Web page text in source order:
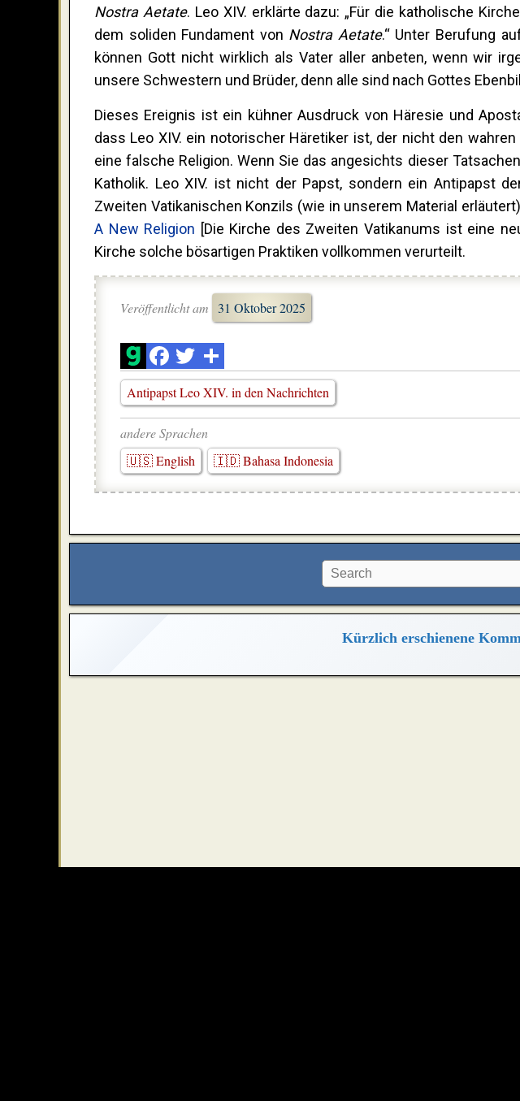
Nostra Aetate. Leo XIV. erklärte dazu: „Für die katholische
dem soliden Fundament von Nostra Aetate.“ Unter Berufung
können Gott nicht wirklich als Vater aller anbeten, wenn wir
unsere Schwestern und Brüder, denn alle sind nach Gottes
Dieses Ereignis ist ein kühner Ausdruck von Häresie und
dass Leo XIV. ein notorischer Häretiker ist, der nicht den
eine falsche Religion. Wenn Sie das angesichts dieser
Katholik. Leo XIV. ist nicht der Papst, sondern ein Antipapst
Zweiten Vatikanischen Konzils (wie in unserem Material
A New Religion [Die Kirche des Zweiten Vatikanums ist eine
Kirche solche bösartigen Praktiken vollkommen verurteilt.
Veröffentlicht am 31 Oktober 2025
Antipapst Leo XIV. in den Nachrichten
andere Sprachen
🇺🇸 English
🇮🇩 Bahasa Indonesia
Kürzlich erschienene